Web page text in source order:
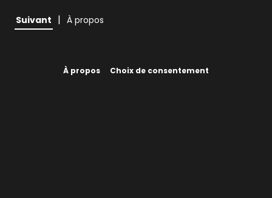
Suivant | À propos
À propos Choix de consentement